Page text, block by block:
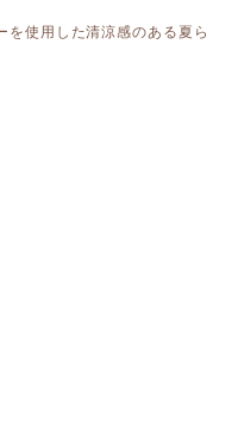
を使用した清涼感のある夏ら